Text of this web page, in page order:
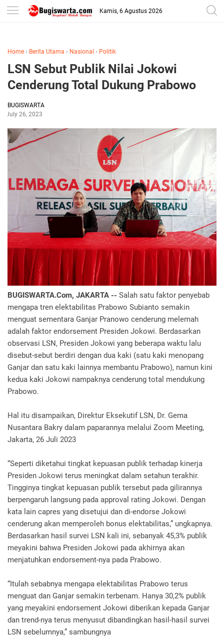
-->
Kamis, 6 Agustus 2026
Home › Berita Utama › Nasional › Politik
LSN Sebut Publik Nilai Jokowi
Cenderung Total Dukung Prabowo
BUGISWARTA
July 26, 2023
BUGISWARTA.Com, JAKARTA -- Salah satu faktor penyebab
mengapa tren elektabilitas Prabowo Subianto semakin
menguat sementara Ganjar Pranowo cenderung melemah
adalah faktor endorsement Presiden Jokowi. Berdasarkan
observasi LSN, Presiden Jokowi yang beberapa waktu lalu
disebut-sebut berdiri dengan dua kaki (satu kaki menopang
Ganjar dan satu kaki lainnya membantu Prabowo), namun kini
kedua kaki Jokowi nampaknya cenderung total mendukung
Prabowo.
Hal itu disampaikan, Direktur Eksekutif LSN, Dr. Gema
Nusantara Bakry dalam paparannya melalui Zoom Meeting,
Jakarta, 26 Juli 2023
“Seperti diketahui tingkat kepuasan publik terhadap kinerja
Presiden Jokowi terus meningkat dalam setahun terakhir.
Tingginya tingkat kepuasan publik tersebut pada gilirannya
berpengaruh langsung pada approval rating Jokowi. Dengan
kata lain capres yang disetujui dan di-endorse Jokowi
cenderung akan memperoleh bonus elektabilitas,” ungkapnya.
Berdasarkan hasil survei LSN kali ini, sebanyak 45,3% publik
meyakini bahwa Presiden Jokowi pada akhirnya akan
menjatuhkan endorsement-nya pada Prabowo.
“Itulah sebabnya mengapa elektabilitas Prabowo terus
menguat dan Ganjar semakin terbenam. Hanya 30,2% publik
yang meyakini endorsement Jokowi diberikan kepada Ganjar
dan trend-nya terus menyusut dibandingkan hasil-hasil survei
LSN sebelumnya,” sambungnya